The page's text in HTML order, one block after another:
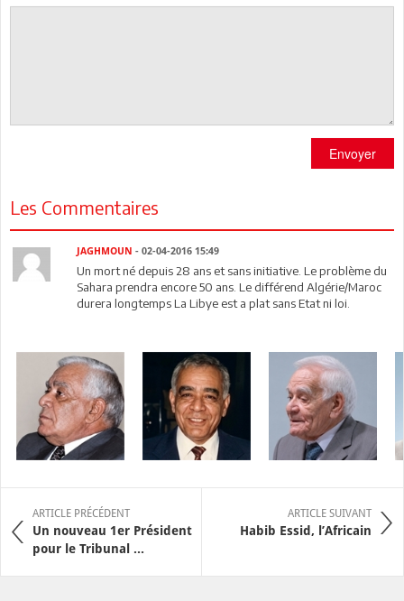
Envoyer
Les Commentaires
JAGHMOUN - 02-04-2016 15:49
Un mort né depuis 28 ans et sans initiative. Le problème du
Sahara prendra encore 50 ans. Le différend Algérie/Maroc
durera longtemps La Libye est a plat sans Etat ni loi.
ARTICLE PRÉCÉDENT
Un nouveau 1er Président
pour le Tribunal ...
ARTICLE SUIVANT
Habib Essid, l’Africain